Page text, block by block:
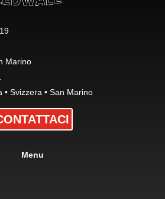
Marino
• Svizzera • San Marino
Menu